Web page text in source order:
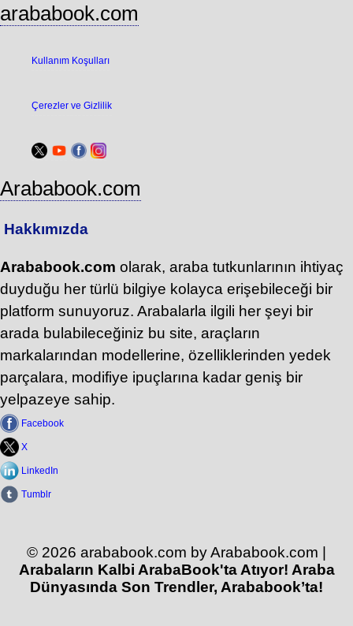
arababook.com
Kullanım Koşulları
Çerezler ve Gizlilik
Arababook.com
Hakkımızda
Arababook.com olarak, araba tutkunlarının ihtiyaç
duyduğu her türlü bilgiye kolayca erişebileceği bir
platform sunuyoruz. Arabalarla ilgili her şeyi bir
arada bulabileceğiniz bu site, araçların
markalarından modellerine, özelliklerinden yedek
parçalara, modifiye ipuçlarına kadar geniş bir
yelpazeye sahip.
Facebook
X
LinkedIn
Tumblr
© 2026 arababook.com by Arababook.com |
Arabaların Kalbi ArabaBook'ta Atıyor! Araba
Dünyasında Son Trendler, Arababook’ta!